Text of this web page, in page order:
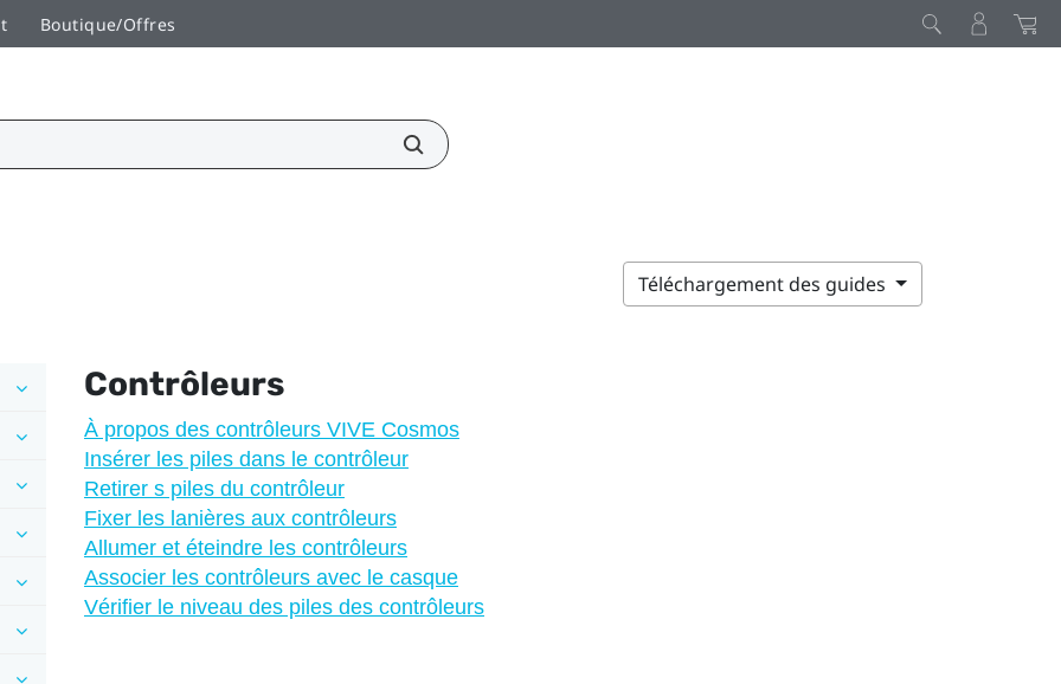
Boutique/Offres
Téléchargement des guides
Contrôleurs
À propos des contrôleurs VIVE Cosmos
Insérer les piles dans le contrôleur
Retirer s piles du contrôleur
Fixer les lanières aux contrôleurs
Allumer et éteindre les contrôleurs
Associer les contrôleurs avec le casque
Vérifier le niveau des piles des contrôleurs